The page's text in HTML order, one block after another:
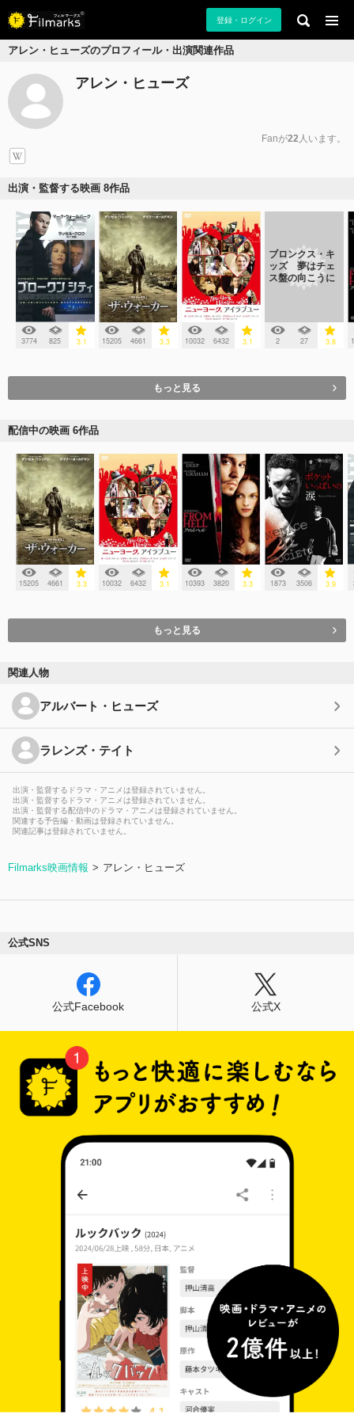
登録・ログイン
アレン・ヒューズのプロフィール・出演関連作品
アレン・ヒューズ
Fanが22 人います。
出演・監督する映画 8作品
3774 825 3.1 15205 4661 3.3 10032 6432 3.1
ブロンクス・キ
ッズ 夢はチェ
ス盤の向こうに
2 27 3.8
もっと見る
配信中の映画 6作品
15205 4661 3.3 10032 6432 3.1 10393 3820 3.3 1873 3506 3.9
もっと見る
関連人物
アルバート・ヒューズ
ラレンズ・テイト
出演・監督するドラマ・アニメは登録されていません。
出演・監督するドラマ・アニメは登録されていません。
出演・監督する配信中のドラマ・アニメは登録されていません。
関連する予告編・動画は登録されていません。
関連記事は登録されていません。
Filmarks映画情報 アレン・ヒューズ
公式SNS
公式Facebook 公式X